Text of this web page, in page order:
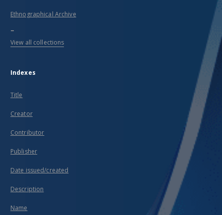
Ethnographical Archive
...
View all collections
Indexes
Title
Creator
Contributor
Publisher
Date issued/created
Description
Name